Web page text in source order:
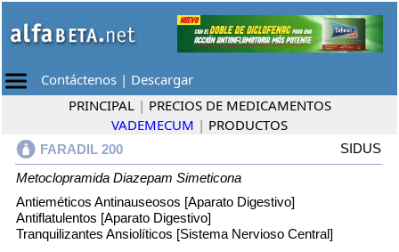
Contáctenos | Descargar
PRINCIPAL | PRECIOS DE MEDICAMENTOS
VADEMECUM | PRODUCTOS
FARADIL 200
SIDUS
Metoclopramida Diazepam Simeticona
Antieméticos Antinauseosos [Aparato Digestivo]
Antiflatulentos [Aparato Digestivo]
Tranquilizantes Ansiolíticos [Sistema Nervioso Central]